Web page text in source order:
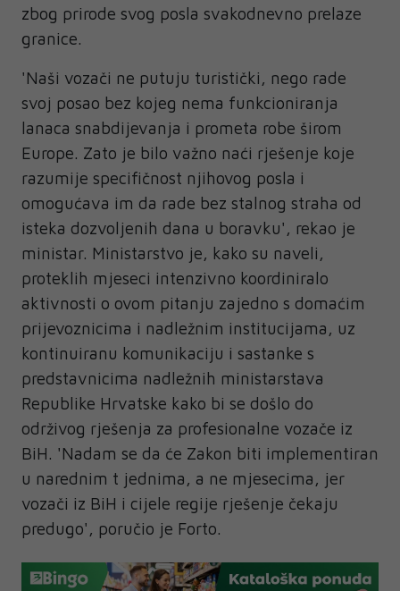
zbog prirode svog posla svakodnevno prelaze
granice.
'Naši vozači ne putuju turistički, nego rade
svoj posao bez kojeg nema funkcioniranja
lanaca snabdijevanja i prometa robe širom
Europe. Zato je bilo važno naći rješenje koje
razumije specifičnost njihovog posla i
omogućava im da rade bez stalnog straha od
isteka dozvoljenih dana u boravku', rekao je
ministar. Ministarstvo je, kako su naveli,
proteklih mjeseci intenzivno koordiniralo
aktivnosti o ovom pitanju zajedno s domaćim
prijevoznicima i nadležnim institucijama, uz
kontinuiranu komunikaciju i sastanke s
predstavnicima nadležnih ministarstava
Republike Hrvatske kako bi se došlo do
održivog rješenja za profesionalne vozače iz
BiH. 'Nadam se da će Zakon biti implementiran
u narednim t jednima, a ne mjesecima, jer
vozači iz BiH i cijele regije rješenje čekaju
predugo', poručio je Forto.